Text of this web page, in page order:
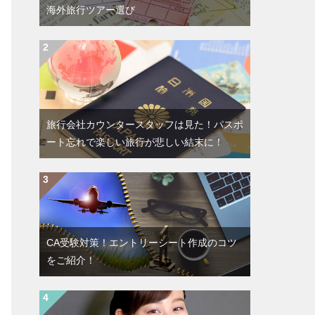
海外旅行ツアー選び
旅行会社カウンタースタッフは見た！パスポ
ート忘れで楽しい旅行が悲しい結末に！
CA受験対策！エントリーシート作成のコツ
をご紹介！